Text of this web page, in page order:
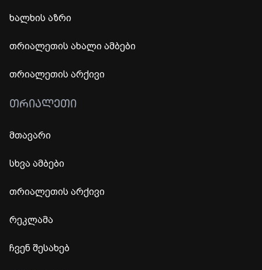
ხალხის აზრი
თრიალეთის ახალი ამბები
თრიალეთის არქივი
ᲗᲠᲘᲐᲚᲔᲗᲘ
მთავარი
სხვა ამბები
თრიალეთის არქივი
რეკლამა
ჩვენ შესახებ